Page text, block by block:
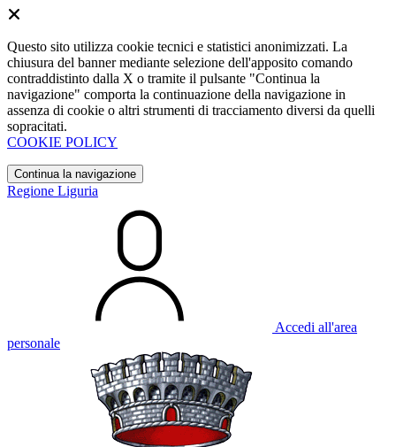
Questo sito utilizza cookie tecnici e statistici anonimizzati. La
chiusura del banner mediante selezione dell'apposito comando
contraddistinto dalla X o tramite il pulsante "Continua la
navigazione" comporta la continuazione della navigazione in
assenza di cookie o altri strumenti di tracciamento diversi da quelli
sopracitati.
COOKIE POLICY
Continua la navigazione
Regione Liguria
Accedi all'area
personale